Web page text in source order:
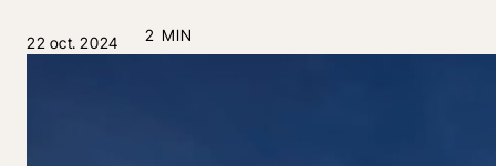
22 oct. 2024 2 MIN